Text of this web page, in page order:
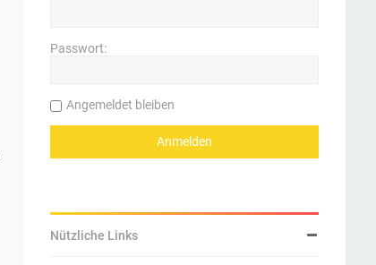
Passwort:
Angemeldet bleiben
Nützliche Links